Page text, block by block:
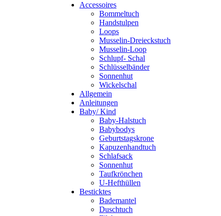
Accessoires
Bommeltuch
Handstulpen
Loops
Musselin-Dreieckstuch
Musselin-Loop
Schlupf- Schal
Schlüsselbänder
Sonnenhut
Wickelschal
Allgemein
Anleitungen
Baby/ Kind
Baby-Halstuch
Babybodys
Geburtstagskrone
Kapuzenhandtuch
Schlafsack
Sonnenhut
Taufkrönchen
U-Hefthüllen
Besticktes
Bademantel
Duschtuch